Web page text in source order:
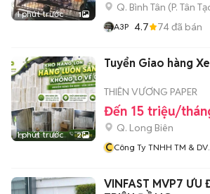
1 phút trước 1
Q. Bình Tân (P. Tân
A3P 4.7 74đã bán
1 phút trước 2
Tuyển Giao hàng
THIÊN VƯƠNG PAPER
Đến 15 triệu/
Q. Long Biên
CCông Ty TNHH TM & DV
VINFAST MVP7 ƯU